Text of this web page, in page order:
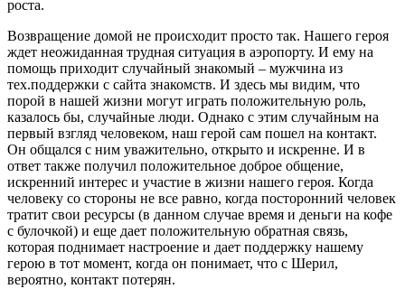
роста.
Возвращение домой не происходит просто так. Нашего героя
ждет неожиданная трудная ситуация в аэропорту. И ему на
помощь приходит случайный знакомый – мужчина из
тех.поддержки с сайта знакомств. И здесь мы видим, что
порой в нашей жизни могут играть положительную роль,
казалось бы, случайные люди. Однако с этим случайным на
первый взгляд человеком, наш герой сам пошел на контакт.
Он общался с ним уважительно, открыто и искренне. И в
ответ также получил положительное доброе общение,
искренний интерес и участие в жизни нашего героя. Когда
человеку со стороны не все равно, когда посторонний человек
тратит свои ресурсы (в данном случае время и деньги на кофе
с булочкой) и еще дает положительную обратная связь,
которая поднимает настроение и дает поддержку нашему
герою в тот момент, когда он понимает, что с Шерил,
вероятно, контакт потерян.